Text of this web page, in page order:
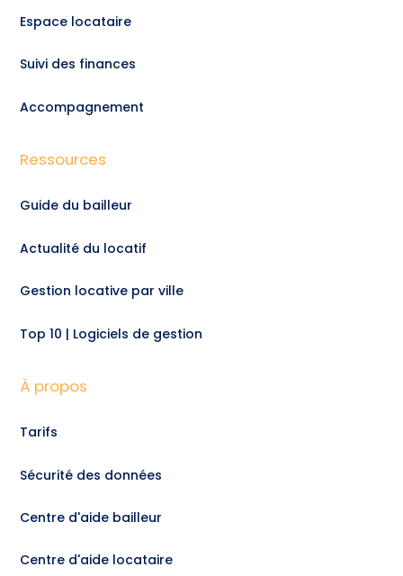
Espace locataire
Suivi des finances
Accompagnement
Ressources
Guide du bailleur
Actualité du locatif
Gestion locative par ville
Top 10 | Logiciels de gestion
À propos
Tarifs
Sécurité des données
Centre d'aide bailleur
Centre d'aide locataire